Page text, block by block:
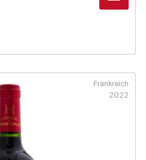
Frankreich
2022